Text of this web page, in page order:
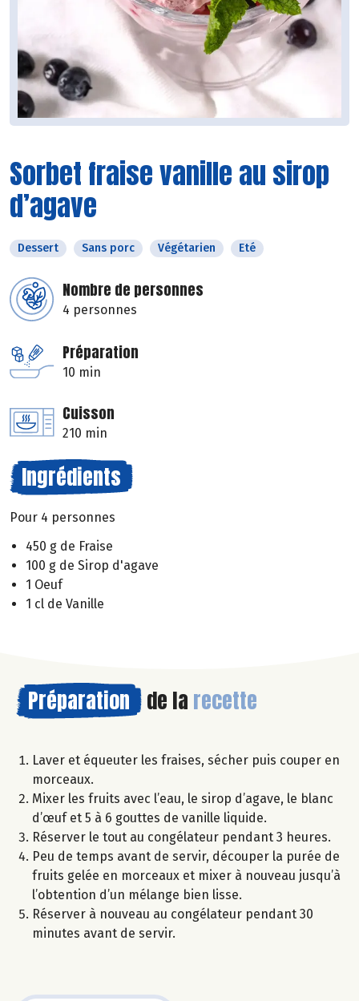
Sorbet fraise vanille au sirop
d’agave
Dessert Sans porc Végétarien Eté
Nombre de personnes
4 personnes
Préparation
10 min
Cuisson
210 min
Ingrédients
Pour 4 personnes
450 g de Fraise
100 g de Sirop d'agave
1 Oeuf
1 cl de Vanille
Préparation de la recette
Laver et équeuter les fraises, sécher puis couper en
morceaux.
Mixer les fruits avec l’eau, le sirop d’agave, le blanc
d’œuf et 5 à 6 gouttes de vanille liquide.
Réserver le tout au congélateur pendant 3 heures.
Peu de temps avant de servir, découper la purée de
fruits gelée en morceaux et mixer à nouveau jusqu’à
l’obtention d’un mélange bien lisse.
Réserver à nouveau au congélateur pendant 30
minutes avant de servir.